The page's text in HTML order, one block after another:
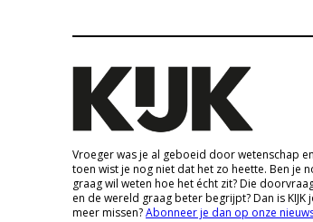
Vroeger was je al geboeid door wetenschap
toen wist je nog niet dat het zo heette. Ben je
graag wil weten hoe het écht zit? Die
en de wereld graag beter begrijpt? Dan is KIJK
meer missen?Abonneer je dan op onze